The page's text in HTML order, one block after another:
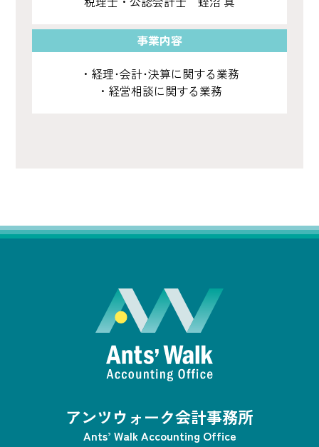
事業内容
・経理･会計･決算に関する業務
・経営相談に関する業務
アンツウォーク会計事務所
Ants’ Walk Accounting Office